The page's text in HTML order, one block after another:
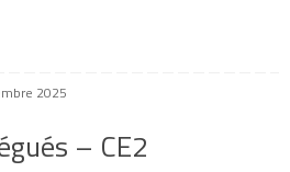
2025
– CE2